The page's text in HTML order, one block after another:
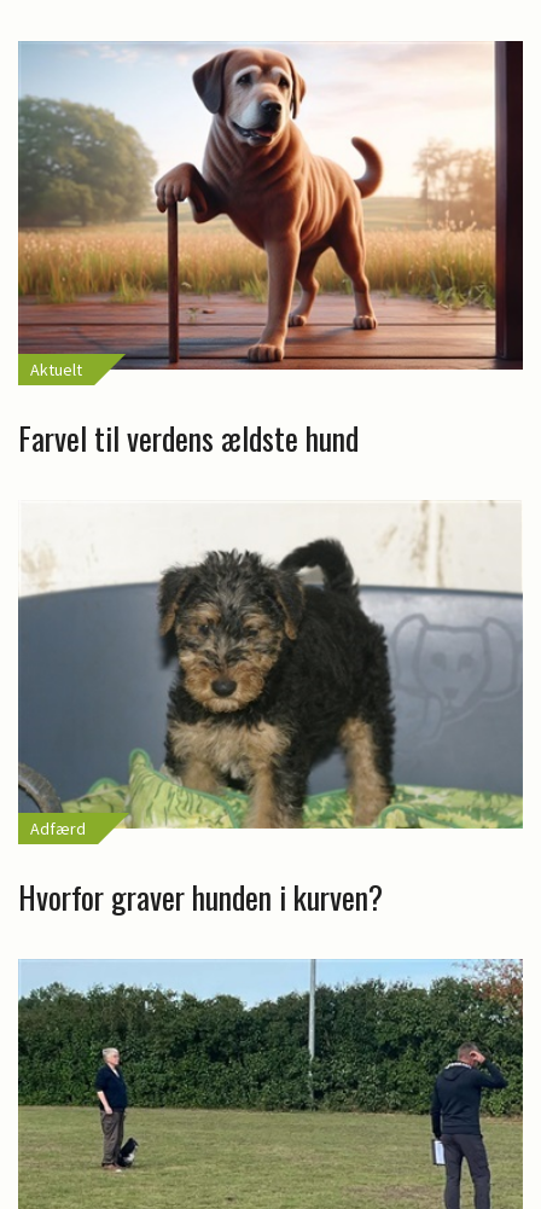
Aktuelt
Farvel til verdens ældste hund
Adfærd
Hvorfor graver hunden i kurven?